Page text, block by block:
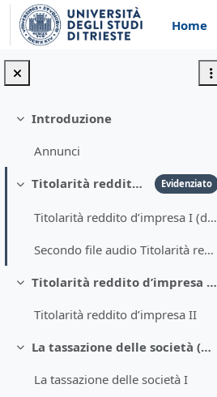
Vai al contenuto principale
Home
Minimizza
Introduzione
Annunci
Minimizza
Titolarità reddito d’impresa I (1 ora) Evidenziato
Titolarità reddito d’impresa I (due file audio, 1 ora complessiva)
Secondo file audio Titolarità reddito d’impresa I
Minimizza
Titolarità reddito d’impresa II (1 ora)
Titolarità reddito d’impresa II
Minimizza
La tassazione delle società (2 ore)
La tassazione delle società I